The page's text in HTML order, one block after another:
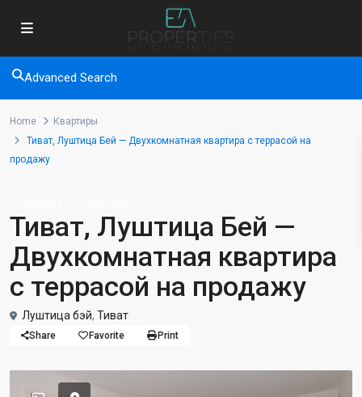
Advanced Search
Home
Квартиры
Тиват, Луштица Бей — Двухкомнатная квартира с террасой на
продажу
Тиват, Луштица Бей —
Двухкомнатная квартира
с террасой на продажу
Луштица бэй, Тиват
Share Favorite Print